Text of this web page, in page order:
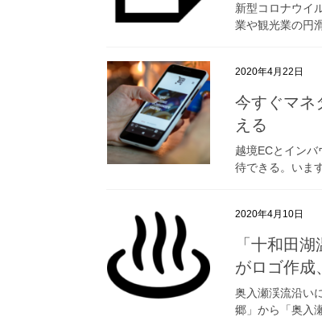
新型コロナウイ
業や観光業の円
2020年4月22日
今すぐマネ
える
越境ECとイン
待できる。いま
2020年4月10日
「十和田
がロゴ作成
奥入瀬渓流沿い
郷」から「奥入